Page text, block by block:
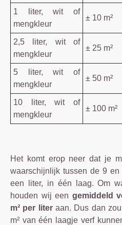
1 liter, wit of
mengkleur
± 10 m²
2,5 liter, wit of
mengkleur
± 25 m²
5 liter, wit of
mengkleur
± 50 m²
10 liter, wit of
mengkleur
± 100 m²
Het komt erop neer dat je
waarschijnlijk tussen de 9 en
een liter, in één laag. Om
houden wij een gemiddeld
m² per literaan. Dus dan
m² van één laagje verf